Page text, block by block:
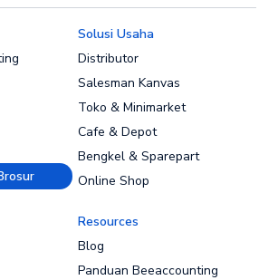
Solusi Usaha
Distributor
Salesman Kanvas
Toko & Minimarket
Cafe & Depot
Bengkel & Sparepart
Online Shop
Resources
Blog
Panduan Beeaccounting